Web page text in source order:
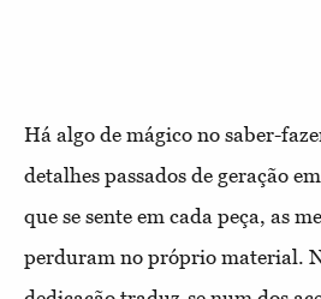
Há algo de mágico no saber-
detalhes passados de geração
que se sente em cada peça, as
perduram no próprio material.